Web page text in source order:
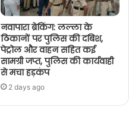
नवापारा ब्रेकिंग: लल्ला के
ठिकानों पर पुलिस की दबिश,
पेट्रोल और वाहन सहित कई
सामग्री जप्त, पुलिस की कार्यवाही
से मचा हड़कंप
2 days ago